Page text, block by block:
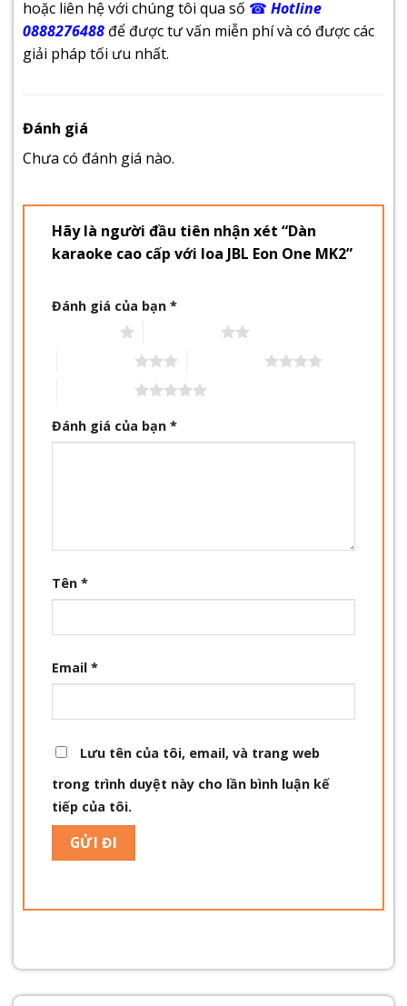
hoặc liên hệ với chúng tôi qua số ☎ Hotline
0888276488 để được tư vấn miễn phí và có được các
giải pháp tối ưu nhất.
Đánh giá
Chưa có đánh giá nào.
Hãy là người đầu tiên nhận xét “Dàn
karaoke cao cấp với loa JBL Eon One MK2”
Đánh giá của bạn *
Đánh giá của bạn *
Tên *
Email *
Lưu tên của tôi, email, và trang web
trong trình duyệt này cho lần bình luận kế
tiếp của tôi.